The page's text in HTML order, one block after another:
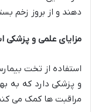
دهند و از بروز زخم
مزایای علمی و پزشکی
استفاده از تخت
و پزشکی دارد که به
مراقبت ها کمک می